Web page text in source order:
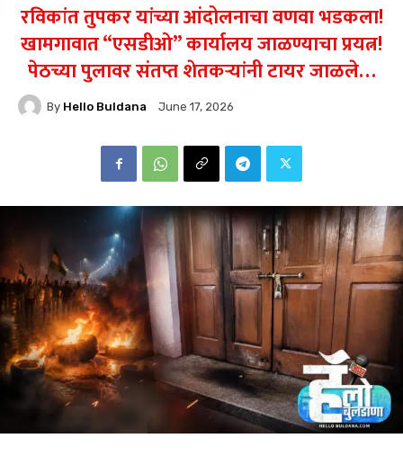
रविकांत तुपकर यांच्या आंदोलनाचा वणवा भडकला!
खामगावात “एसडीओ” कार्यालय जाळण्याचा प्रयत्न!
पेठच्या पुलावर संतप्त शेतकऱ्यांनी टायर जाळले…
By Hello Buldana June 17, 2026